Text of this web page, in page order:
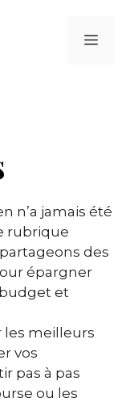
Menu
n’a jamais été
rubrique
des
épargner
et
les meilleurs
vos
pas à pas
ou les